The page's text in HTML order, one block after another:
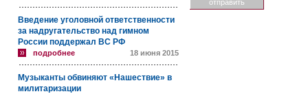
Введение уголовной ответственности
за надругательство над гимном
России поддержал ВС РФ
подробнее 18 июня 2015
Музыканты обвиняют «Нашествие» в
милитаризации